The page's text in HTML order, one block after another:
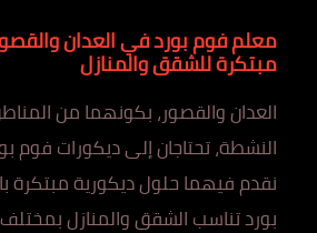
معلم فوم بورد في العدان
مبتكرة للشقق والمنازل
العدان والقصور، بكونهما من
النشطة، تحتاجان إلى ديكورات فوم
نقدم فيهما حلول ديكورية مبتكرة
بورد تناسب الشقق والمنازل